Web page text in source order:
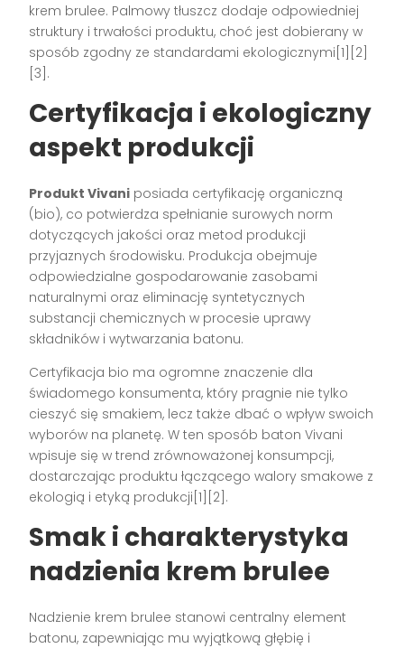
krem brulee. Palmowy tłuszcz dodaje odpowiedniej
struktury i trwałości produktu, choć jest dobierany w
sposób zgodny ze standardami ekologicznymi[1][2]
[3].
Certyfikacja i ekologiczny
aspekt produkcji
Produkt Vivani posiada certyfikację organiczną
(bio), co potwierdza spełnianie surowych norm
dotyczących jakości oraz metod produkcji
przyjaznych środowisku. Produkcja obejmuje
odpowiedzialne gospodarowanie zasobami
naturalnymi oraz eliminację syntetycznych
substancji chemicznych w procesie uprawy
składników i wytwarzania batonu.
Certyfikacja bio ma ogromne znaczenie dla
świadomego konsumenta, który pragnie nie tylko
cieszyć się smakiem, lecz także dbać o wpływ swoich
wyborów na planetę. W ten sposób baton Vivani
wpisuje się w trend zrównoważonej konsumpcji,
dostarczając produktu łączącego walory smakowe z
ekologią i etyką produkcji[1][2].
Smak i charakterystyka
nadzienia krem brulee
Nadzienie krem brulee stanowi centralny element
batonu, zapewniając mu wyjątkową głębię i